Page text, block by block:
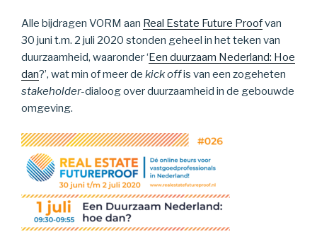
Alle bijdragen VORM aan Real Estate Future Proofvan
30 juni t.m. 2 juli 2020 stonden geheel in het teken van
duurzaamheid, waaronder ‘Een duurzaam Nederland: Hoe
dan?’, wat min of meer de kick offis van een zogeheten
stakeholder-dialoog over duurzaamheid in de gebouwde
omgeving.